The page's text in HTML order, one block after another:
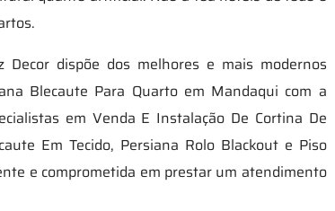
dispõe dos melhores e mais modernos
Blecaute Para Quarto em Mandaqui com a
em Venda E Instalação De Cortina De
Em Tecido, Persiana Rolo Blackout e Piso
e comprometida em prestar um atendimento